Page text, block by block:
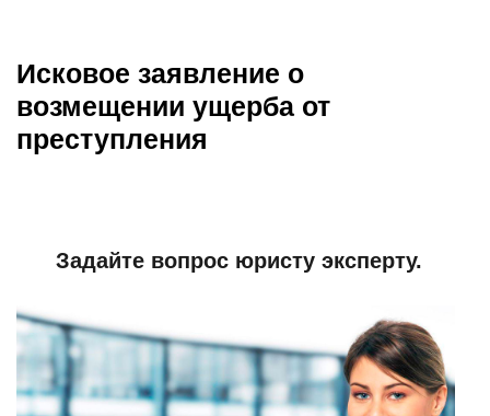
Исковое заявление о
возмещении ущерба от
преступления
Задайте вопрос юристу эксперту.